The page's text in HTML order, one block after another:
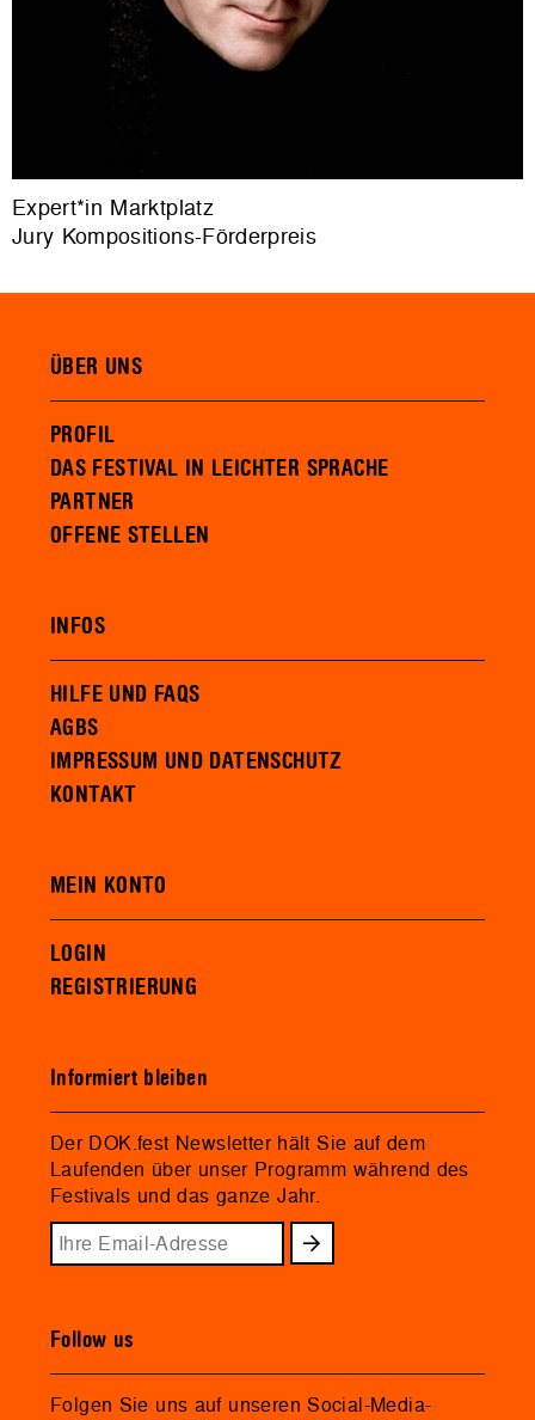
Expert*in Marktplatz
Jury Kompositions-Förderpreis
ÜBER UNS
PROFIL
DAS FESTIVAL IN LEICHTER SPRACHE
PARTNER
OFFENE STELLEN
INFOS
HILFE UND FAQS
AGBS
IMPRESSUM UND DATENSCHUTZ
KONTAKT
MEIN KONTO
LOGIN
REGISTRIERUNG
Informiert bleiben
Der DOK.fest Newsletter hält Sie auf dem
Laufenden über unser Programm während des
Festivals und das ganze Jahr.
Follow us
Folgen Sie uns auf unseren Social-Media-